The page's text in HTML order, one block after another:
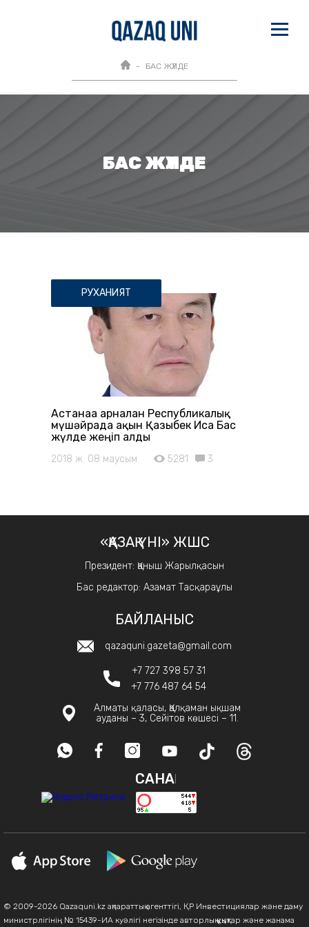
БАС ЖҮЛДЕ
БАС ЖҮЛДЕ
РУХАНИЯТ
Астанаға арналған Республикалық
мүшәйрада ақын Қазыбек Иса Бас
жүлде жеңіп алды
2018 ж. 08 маусым 5281 3
«ҚАЗАҚ ҮНІ» ЖШС
Президент: Қаныш Жарылқасын
Бас редактор: Азамат Тасқараұлы
БАЙЛАНЫС
qazaquni.gazeta@gmail.com
+7 727 398 57 31
+7 776 487 64 54
Алматы қаласы, Қалқаман ықшам
ауданы – 3, Сейітов көшесі – 11.
САНАҚ
© 2009-2026 Qazaquni.kz ақпараттық агенттігі, ҚР Инвестициялар және даму
министрлігінің № 15439-ИА куәлігі негізінде авторлық құқықтар және жанама